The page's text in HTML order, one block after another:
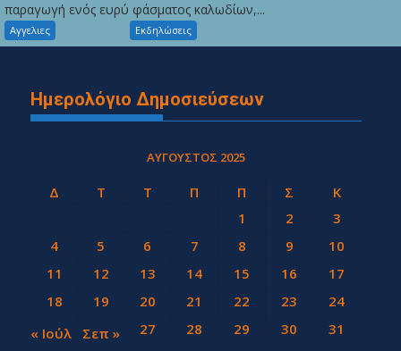
παραγωγή ενός ευρύ φάσματος καλωδίων,...
Αγγελιες Εκδηλώσεις
Ημερολόγιο Δημοσιεύσεων
ΑΎΓΟΥΣΤΟΣ 2025
Δ Τ Τ Π Π Σ
Κ
1
2
3
4
5 6 7 8 9
10
11
12 13 14 15 16
17
18
19 20 21 22 23
24
25
26 27 28 29 30 31
« Ιούλ Σεπ »